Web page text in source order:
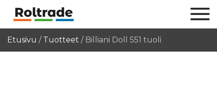
Etusivu / Tuotteet / Billiani Doll 551 tuoli